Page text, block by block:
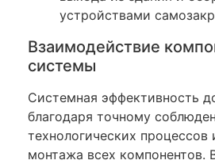
устройствами
Взаимодействие
системы
Системная эффективность
благодаря точному
технологических процессов
монтажа всех компонентов.